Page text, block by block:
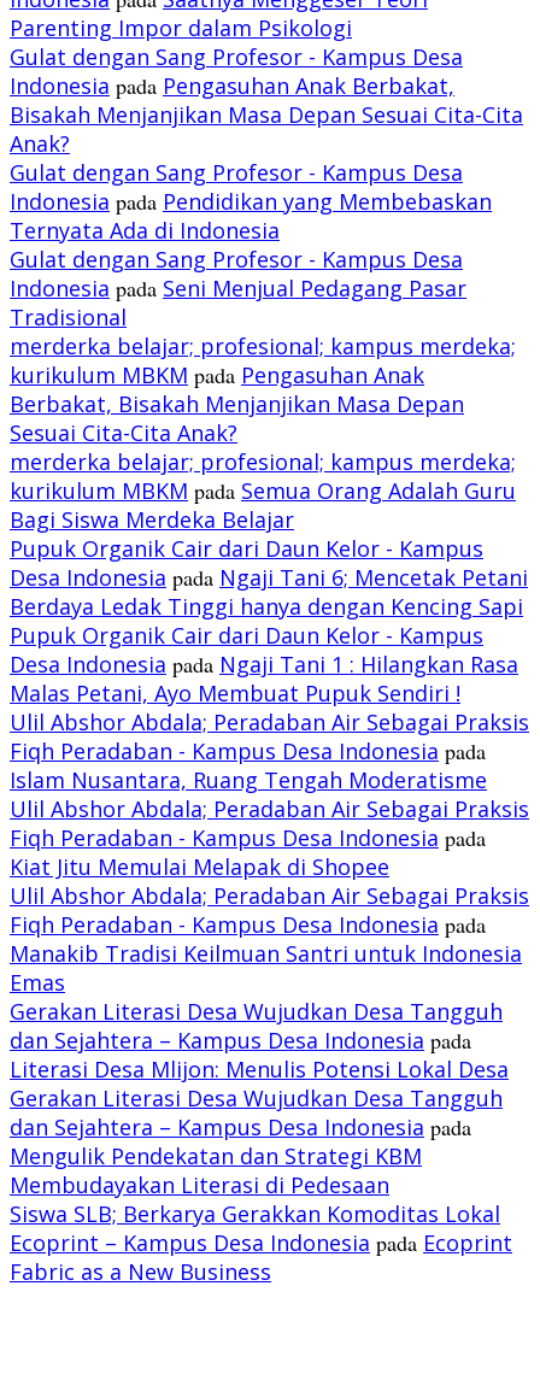
Parenting Impor dalam Psikologi
Gulat dengan Sang Profesor - Kampus Desa
Indonesia pada Pengasuhan Anak Berbakat,
Bisakah Menjanjikan Masa Depan Sesuai Cita-Cita
Anak?
Gulat dengan Sang Profesor - Kampus Desa
Indonesia pada Pendidikan yang Membebaskan
Ternyata Ada di Indonesia
Gulat dengan Sang Profesor - Kampus Desa
Indonesia pada Seni Menjual Pedagang Pasar
Tradisional
merderka belajar; profesional; kampus merdeka;
kurikulum MBKM pada Pengasuhan Anak
Berbakat, Bisakah Menjanjikan Masa Depan
Sesuai Cita-Cita Anak?
merderka belajar; profesional; kampus merdeka;
kurikulum MBKM pada Semua Orang Adalah Guru
Bagi Siswa Merdeka Belajar
Pupuk Organik Cair dari Daun Kelor - Kampus
Desa Indonesia pada Ngaji Tani 6; Mencetak Petani
Berdaya Ledak Tinggi hanya dengan Kencing Sapi
Pupuk Organik Cair dari Daun Kelor - Kampus
Desa Indonesia pada Ngaji Tani 1 : Hilangkan Rasa
Malas Petani, Ayo Membuat Pupuk Sendiri !
Ulil Abshor Abdala; Peradaban Air Sebagai Praksis
Fiqh Peradaban - Kampus Desa Indonesia pada
Islam Nusantara, Ruang Tengah Moderatisme
Ulil Abshor Abdala; Peradaban Air Sebagai Praksis
Fiqh Peradaban - Kampus Desa Indonesia pada
Kiat Jitu Memulai Melapak di Shopee
Ulil Abshor Abdala; Peradaban Air Sebagai Praksis
Fiqh Peradaban - Kampus Desa Indonesia pada
Manakib Tradisi Keilmuan Santri untuk Indonesia
Emas
Gerakan Literasi Desa Wujudkan Desa Tangguh
dan Sejahtera – Kampus Desa Indonesia pada
Literasi Desa Mlijon: Menulis Potensi Lokal Desa
Gerakan Literasi Desa Wujudkan Desa Tangguh
dan Sejahtera – Kampus Desa Indonesia pada
Mengulik Pendekatan dan Strategi KBM
Membudayakan Literasi di Pedesaan
Siswa SLB; Berkarya Gerakkan Komoditas Lokal
Ecoprint – Kampus Desa Indonesia pada Ecoprint
Fabric as a New Business